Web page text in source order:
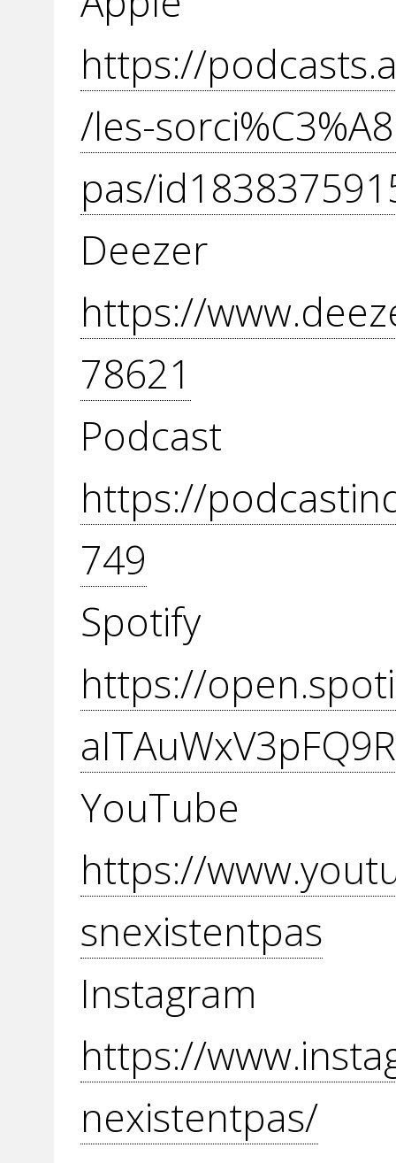
https://
/les-
pas/
https://
78621
https://
749
https://
https://
snexistentpas
https://
nexistentpas/